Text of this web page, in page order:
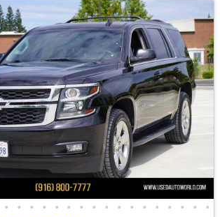
• • • • • • • • • • • • • • • • •